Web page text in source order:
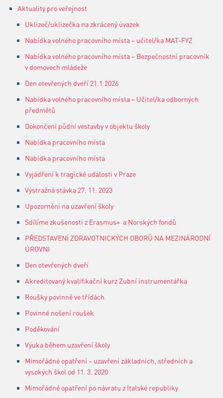
Aktuality pro veřejnost
Uklizeč/uklizečka na zkrácený úvazek
Nabídka volného pracovního místa – učitel/ka MAT-FYZ
Nabídka volného pracovního místa – Bezpečnostní pracovník
v domovech mládeže
Den otevřených dveří 21.1.2026
Nabídka volného pracovního místa – Učitel/ka odborných
předmětů
Dokončení půdní vestavby v objektu školy
Nabídka pracovního místa
Nabídka pracovního místa
Vyjádření k tragické události v Praze
Výstražná stávka 27. 11. 2023
Upozornění na uzavření školy
Sdílíme zkušenosti z Erasmus+ a Norských fondů
PŘEDSTAVENÍ ZDRAVOTNICKÝCH OBORŮ NA MEZINÁRODNÍ
ÚROVNI
Den otevřených dveří
Akreditovaný kvalifikační kurz Zubní instrumentářka
Roušky povinně ve třídách
Povinné nošení roušek
Poděkování
Výuka během uzavření školy
Mimořádné opatření – uzavření základních, středních a
vysokých škol od 11. 3. 2020
Mimořádné opatření po návratu z Italské republiky